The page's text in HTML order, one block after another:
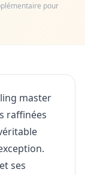
pour
master
raffinées
ses